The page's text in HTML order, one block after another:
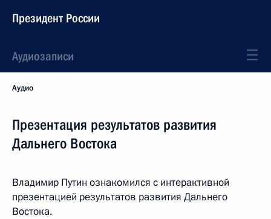
Президент России
Аудиозаписи
Аудио
Презентация результатов развития
Дальнего Востока
Владимир Путин ознакомился с интерактивной
презентацией результатов развития Дальнего
Востока.